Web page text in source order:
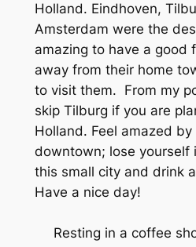
Holland. Eindhoven,
Amsterdam were the
amazing to have a good
away from their home
to visit them. From my
skip Tilburg if you are
Holland. Feel amazed
downtown; lose yourself
this small city and drink
Have a nice day!
Resting in a coffee